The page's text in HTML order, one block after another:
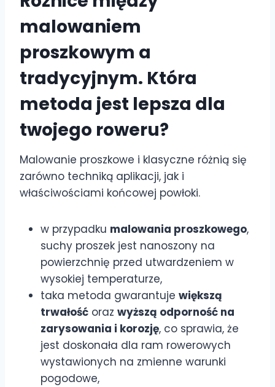
malowaniem
proszkowym a
tradycyjnym. Która
metoda jest lepsza dla
twojego roweru?
Malowanie proszkowe i klasyczne różnią się
zarówno techniką aplikacji, jak i
właściwościami końcowej powłoki.
w przypadku malowania proszkowego,
suchy proszek jest nanoszony na
powierzchnię przed utwardzeniem w
wysokiej temperaturze,
taka metoda gwarantuje większą
trwałość oraz wyższą odporność na
zarysowania i korozję, co sprawia, że
jest doskonała dla ram rowerowych
wystawionych na zmienne warunki
pogodowe,